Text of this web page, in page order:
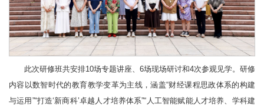
此次研修班共安排10场专题讲座、6场现场研讨和4次参观见学。研修
内容以数智时代的教育教学变革为主线，涵盖“财经课程思政体系的构建
与运用”“打造‘新商科’卓越人才培养体系”“人工智能赋能人才培养、学科建